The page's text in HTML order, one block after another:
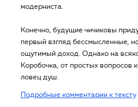
модерниста.
Конечно, будущие чичиковы
первый взгляд бессмысленные,
ощутимый доход. Однако на
Коробочка, от простых вопросов
ловец душ.
Подробные комментарии к тексту